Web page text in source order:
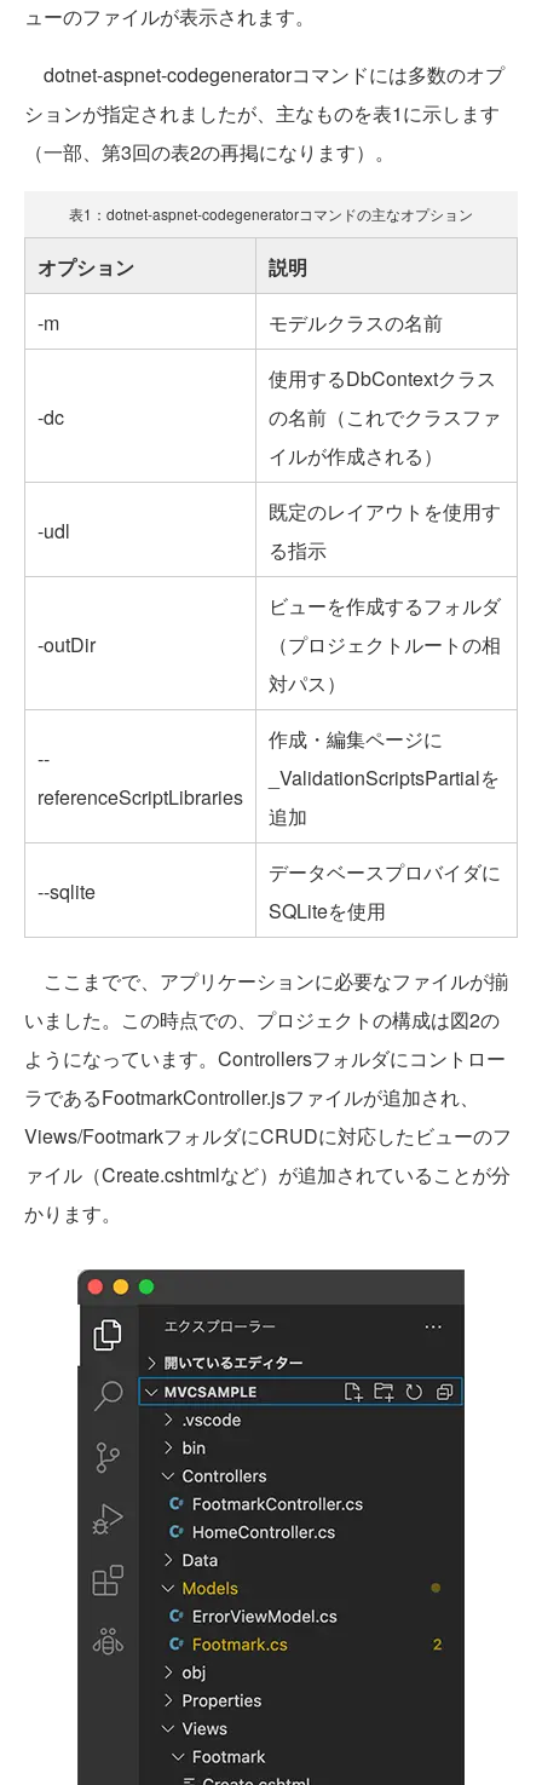
ューのファイルが表示されます。
dotnet-aspnet-codegeneratorコマンドには多数のオプ
ションが指定されましたが、主なものを表1に示します
（一部、第3回の表2の再掲になります）。
表1：dotnet-aspnet-codegeneratorコマンドの主なオプション
オプション
説明
-m
モデルクラスの名前
-dc
使用するDbContextクラス
の名前（これでクラスファ
イルが作成される）
-udl
既定のレイアウトを使用す
る指示
-outDir
ビューを作成するフォルダ
（プロジェクトルートの相
対パス）
--
referenceScriptLibraries
作成・編集ページに
_ValidationScriptsPartialを
追加
--sqlite
データベースプロバイダに
SQLiteを使用
ここまでで、アプリケーションに必要なファイルが揃
いました。この時点での、プロジェクトの構成は図2の
ようになっています。Controllersフォルダにコントロー
ラであるFootmarkController.jsファイルが追加され、
Views/FootmarkフォルダにCRUDに対応したビューのフ
ァイル（Create.cshtmlなど）が追加されていることが分
かります。